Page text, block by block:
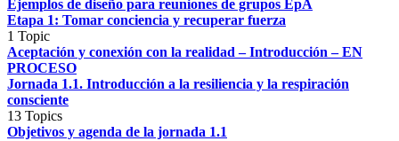
Ejemplos de diseño para reuniones de grupos EpA
Etapa 1: Tomar conciencia y recuperar fuerza
1 Topic
Aceptación y conexión con la realidad – Introducción – EN
PROCESO
Jornada 1.1. Introducción a la resiliencia y la respiración
consciente
13 Topics
Objetivos y agenda de la jornada 1.1